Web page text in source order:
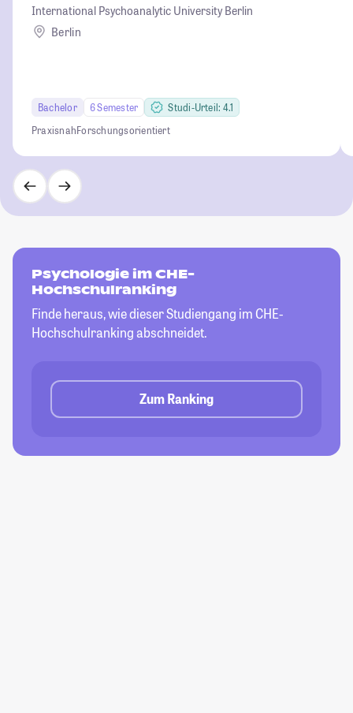
International Psychoanalytic University Berlin
Berlin
Bachelor 6 Semester
Studi-Urteil: 4.1
PraxisnahForschungsorientiert
Psychologie im CHE-
Hochschulranking
Finde heraus, wie dieser Studiengang im CHE-
Hochschulranking abschneidet.
Zum Ranking